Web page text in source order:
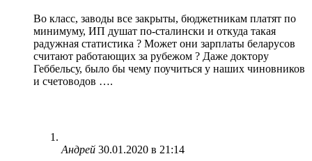
Во класс, заводы все закрыты, бюджетникам платят по
минимуму, ИП душат по-сталински и откуда такая
радужная статистика ? Может они зарплаты беларусов
считают работающих за рубежом ? Даже доктору
Геббельсу, было бы чему поучиться у наших чиновников
и счетоводов ….
Андрей 30.01.2020 в 21:14